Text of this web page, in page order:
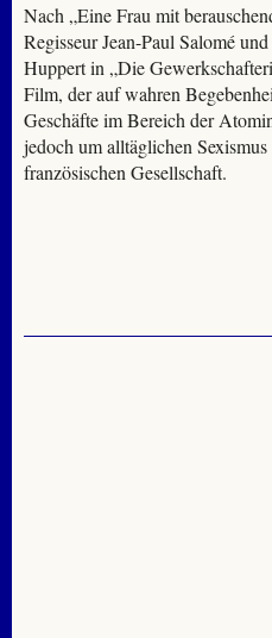
Nach „Eine Frau mit
Regisseur Jean-Paul Salomé
Huppert in „Die
Film, der auf wahren
Geschäfte im Bereich der
jedoch um alltäglichen
französischen Gesellschaft.